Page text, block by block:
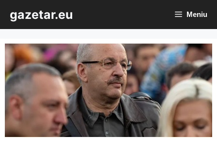
conținut
gazetar.eu Meniu